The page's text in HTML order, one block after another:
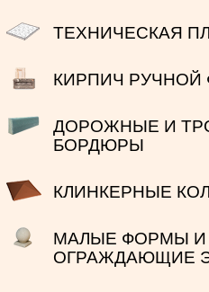
ТЕХНИЧЕСКАЯ
КИРПИЧ
ДОРОЖНЫЕ И
БОРДЮРЫ
КЛИНКЕРНЫЕ
МАЛЫЕ ФОРМЫ И
ОГРАЖДАЮЩИЕ